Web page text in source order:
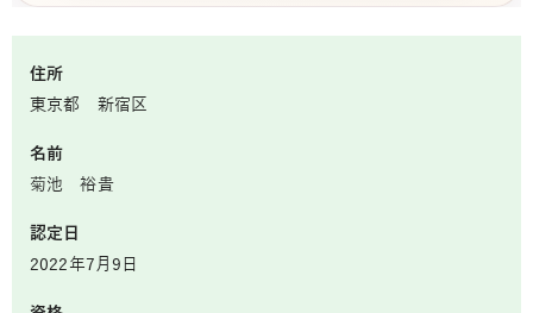
住所
東京都 新宿区
名前
菊池 裕貴
認定日
2022年7月9日